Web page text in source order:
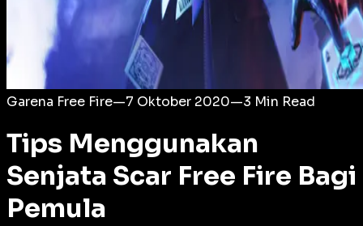
Garena Free Fire—7 Oktober 2020—3 Min Read
Tips Menggunakan
Senjata Scar Free Fire Bagi
Pemula